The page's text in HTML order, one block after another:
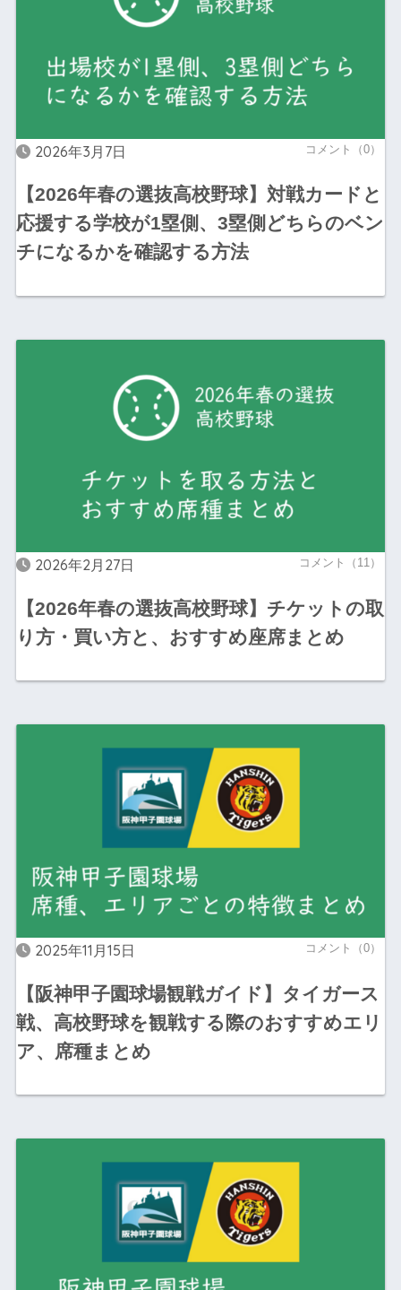
2026年3月7日 コメント（0）
【2026年春の選抜高校野球】対戦カードと
応援する学校が1塁側、3塁側どちらのベン
チになるかを確認する方法
2026年2月27日 コメント（11）
【2026年春の選抜高校野球】チケットの取
り方・買い方と、おすすめ座席まとめ
2025年11月15日 コメント（0）
【阪神甲子園球場観戦ガイド】タイガース
戦、高校野球を観戦する際のおすすめエリ
ア、席種まとめ